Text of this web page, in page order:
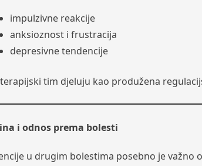
impulzivne reakcije
anksioznost i frustracija
depresivne tendencije
tim djeluju kao produžena
i odnos prema bolesti
u drugim bolestima posebno je važno